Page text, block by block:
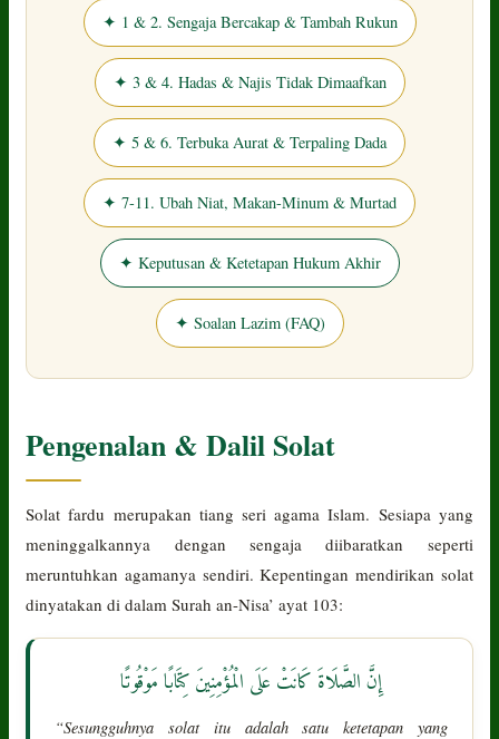
✦ 1 & 2. Sengaja Bercakap & Tambah Rukun
✦ 3 & 4. Hadas & Najis Tidak Dimaafkan
✦ 5 & 6. Terbuka Aurat & Terpaling Dada
✦ 7-11. Ubah Niat, Makan-Minum & Murtad
✦ Keputusan & Ketetapan Hukum Akhir
✦ Soalan Lazim (FAQ)
Pengenalan & Dalil Solat
Solat fardu merupakan tiang seri agama Islam. Sesiapa yang
meninggalkannya dengan sengaja diibaratkan seperti
meruntuhkan agamanya sendiri. Kepentingan mendirikan solat
dinyatakan di dalam Surah an-Nisa’ ayat 103:
إِنَّ الصَّلَاةَ كَانَتْ عَلَى الْمُؤْمِنِينَ كِتَابًا مَوْقُوتًا
“Sesungguhnya solat itu adalah satu ketetapan yang